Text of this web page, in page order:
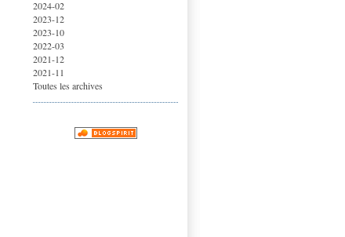
2024-02
2023-12
2023-10
2022-03
2021-12
2021-11
Toutes les archives